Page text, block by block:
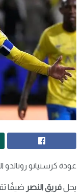
عودة كرستيانو رونالدو
يحلفريق النصر ضيفًا